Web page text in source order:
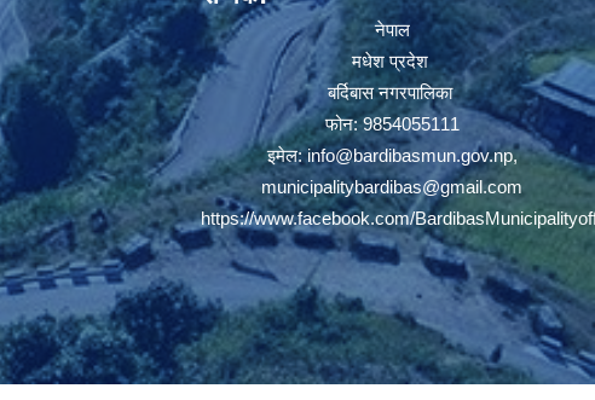
नेपाल
मधेश प्रदेश
बर्दिबास नगरपालिका
फोन: 9854055111
इमेल:info@bardibasmun.gov.np,
municipalitybardibas@gmail.com
https://www.facebook.com/